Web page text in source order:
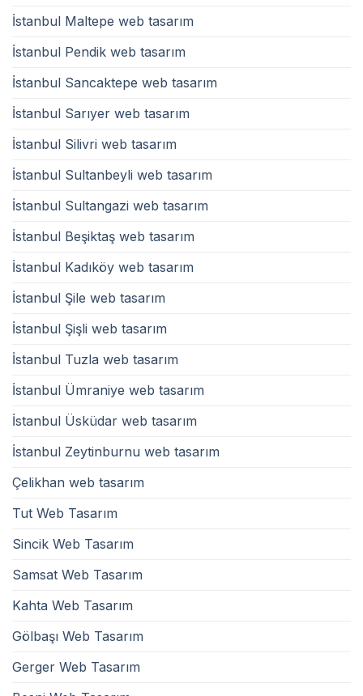
İstanbul Maltepe web tasarım
İstanbul Pendik web tasarım
İstanbul Sancaktepe web tasarım
İstanbul Sarıyer web tasarım
İstanbul Silivri web tasarım
İstanbul Sultanbeyli web tasarım
İstanbul Sultangazi web tasarım
İstanbul Beşiktaş web tasarım
İstanbul Kadıköy web tasarım
İstanbul Şile web tasarım
İstanbul Şişli web tasarım
İstanbul Tuzla web tasarım
İstanbul Ümraniye web tasarım
İstanbul Üsküdar web tasarım
İstanbul Zeytinburnu web tasarım
Çelikhan web tasarım
Tut Web Tasarım
Sincik Web Tasarım
Samsat Web Tasarım
Kahta Web Tasarım
Gölbaşı Web Tasarım
Gerger Web Tasarım